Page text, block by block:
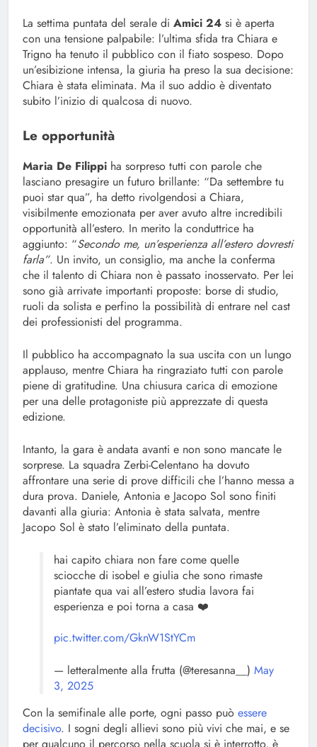
La settima puntata del serale di Amici 24 si è aperta
con una tensione palpabile: l’ultima sfida tra Chiara e
Trigno ha tenuto il pubblico con il fiato sospeso. Dopo
un’esibizione intensa, la giuria ha preso la sua decisione:
Chiara è stata eliminata. Ma il suo addio è diventato
subito l’inizio di qualcosa di nuovo.
Le opportunità
Maria De Filippi ha sorpreso tutti con parole che
lasciano presagire un futuro brillante: “Da settembre tu
puoi star qua”, ha detto rivolgendosi a Chiara,
visibilmente emozionata per aver avuto altre incredibili
opportunità all’estero. In merito la conduttrice ha
aggiunto: “Secondo me, un’esperienza all’estero dovresti
farla”. Un invito, un consiglio, ma anche la conferma
che il talento di Chiara non è passato inosservato. Per lei
sono già arrivate importanti proposte: borse di studio,
ruoli da solista e perfino la possibilità di entrare nel cast
dei professionisti del programma.
Il pubblico ha accompagnato la sua uscita con un lungo
applauso, mentre Chiara ha ringraziato tutti con parole
piene di gratitudine. Una chiusura carica di emozione
per una delle protagoniste più apprezzate di questa
edizione.
Intanto, la gara è andata avanti e non sono mancate le
sorprese. La squadra Zerbi-Celentano ha dovuto
affrontare una serie di prove difficili che l’hanno messa a
dura prova. Daniele, Antonia e Jacopo Sol sono finiti
davanti alla giuria: Antonia è stata salvata, mentre
Jacopo Sol è stato l’eliminato della puntata.
hai capito chiara non fare come quelle
sciocche di isobel e giulia che sono rimaste
piantate qua vai all’estero studia lavora fai
esperienza e poi torna a casa ❤️
pic.twitter.com/GknW1StYCm
— letteralmente alla frutta (@teresanna__) May
3, 2025
Con la semifinale alle porte, ogni passo può essere
decisivo. I sogni degli allievi sono più vivi che mai, e se